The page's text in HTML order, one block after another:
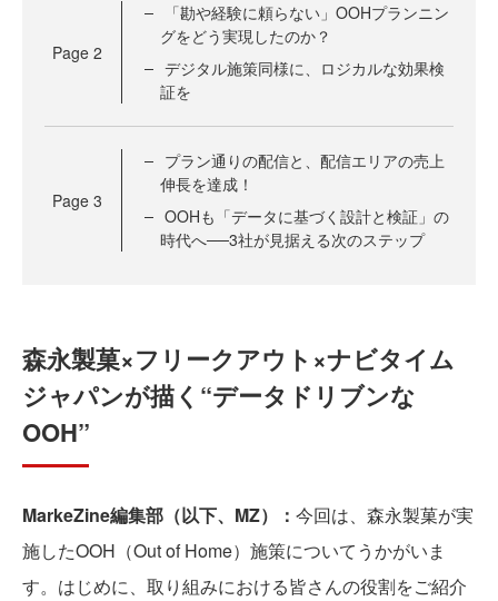
Page 2
「勘や経験に頼らない」OOHプランニン
グをどう実現したのか？
デジタル施策同様に、ロジカルな効果検
証を
Page 3
プラン通りの配信と、配信エリアの売上
伸長を達成！
OOHも「データに基づく設計と検証」の
時代へ──3社が見据える次のステップ
森永製菓×フリークアウト×ナビタイム
ジャパンが描く“データドリブンな
OOH”
MarkeZine編集部（以下、MZ）： 今回は、森永製菓が実
施したOOH（Out of Home）施策についてうかがいま
す。はじめに、取り組みにおける皆さんの役割をご紹介